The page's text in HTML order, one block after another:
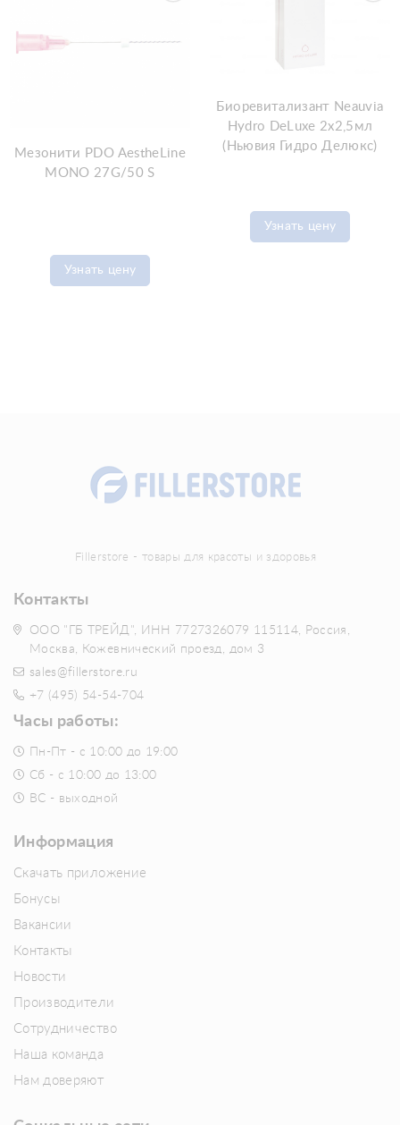
Мезонити PDO AestheLine
MONO 27G/50 S
Узнать цену
Биоревитализант Neauvia
Hydro DeLuxe 2x2,5мл
(Ньювия Гидро Делюкс)
Узнать цену
Fillerstore - товары для красоты и здоровья
Контакты
ООО "ГБ ТРЕЙД", ИНН 7727326079 115114, Россия,
Москва, Кожевнический проезд, дом 3
sales@fillerstore.ru
+7 (495) 54-54-704
Часы работы:
Пн-Пт - с 10:00 до 19:00
Сб - с 10:00 до 13:00
ВС - выходной
Информация
Скачать приложение
Бонусы
Вакансии
Контакты
Новости
Производители
Сотрудничество
Наша команда
Нам доверяют